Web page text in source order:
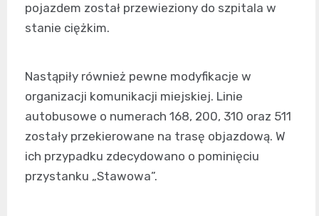
pojazdem został przewieziony do szpitala w
stanie ciężkim.
Nastąpiły również pewne modyfikacje w
organizacji komunikacji miejskiej. Linie
autobusowe o numerach 168, 200, 310 oraz 511
zostały przekierowane na trasę objazdową. W
ich przypadku zdecydowano o pominięciu
przystanku „Stawowa”.